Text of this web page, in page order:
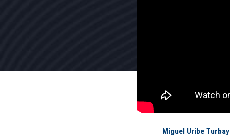
Miguel Uribe Turbay